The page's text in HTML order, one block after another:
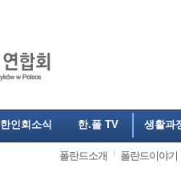
한인회소식 한.폴 TV 생활과
폴란드소개 폴란드이야기